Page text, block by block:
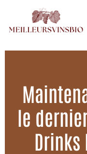
contenu
le
Drinks